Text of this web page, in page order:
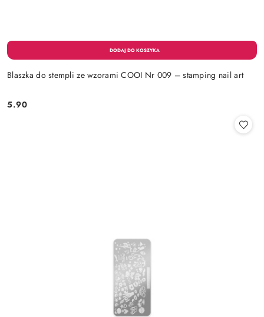
Blaszka do stempli ze wzorami COOI Nr 009 – stamping nail art
Cena:
5.90